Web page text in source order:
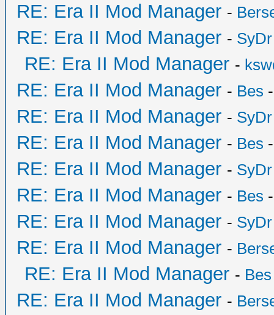
RE: Era II Mod Manager -
RE: Era II Mod Manager - SyDr
RE: Era II Mod Manager -
RE: Era II Mod Manager - Bes
RE: Era II Mod Manager - SyDr
RE: Era II Mod Manager - Bes
RE: Era II Mod Manager - SyDr
RE: Era II Mod Manager - Bes
RE: Era II Mod Manager - SyDr
RE: Era II Mod Manager -
RE: Era II Mod Manager - Bes
RE: Era II Mod Manager -